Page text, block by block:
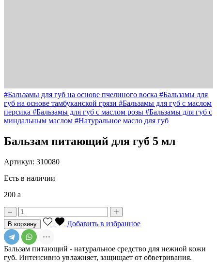
#Бальзамы для губ на основе пчелиного воска #Бальзамы для
губ на основе тамбуканской грязи #Бальзамы для губ с маслом
персика #Бальзамы для губ с маслом розы #Бальзамы для губ с
миндальным маслом #Натуральное масло для губ
Бальзам питающий для губ 5 мл
Артикул: 310080
Есть в наличии
200 a
В корзину Добавить в избранное
Бальзам питающий - натуральное средство для нежной кожи
губ. Интенсивно увлажняет, защищает от обветривания.